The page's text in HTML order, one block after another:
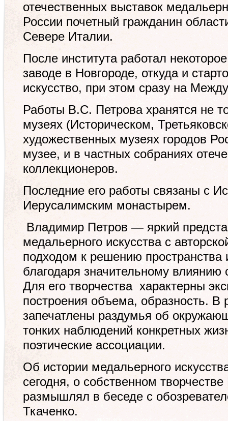
отечественных выставок
России почетный гражданин
Севере Италии.
После института работал
заводе в Новгороде, откуда и
искусство, при этом сразу на
Работы B.C. Петрова хранятся не
музеях (Историческом,
художественных музеях городов
музее, и в частных собраниях
коллекционеров.
Последние его работы связаны с
Иерусалимским монастырем.
Владимир Петров — яркий
медальерного искусства с
подходом к решению
благодаря значительному влиянию
Для его творчества характерны
построения объема, образность. В
запечатлены раздумья об
тонких наблюдений конкретных
поэтические ассоциации.
Об истории медальерного
сегодня, о собственном
размышлял в беседе с
Ткаченко.